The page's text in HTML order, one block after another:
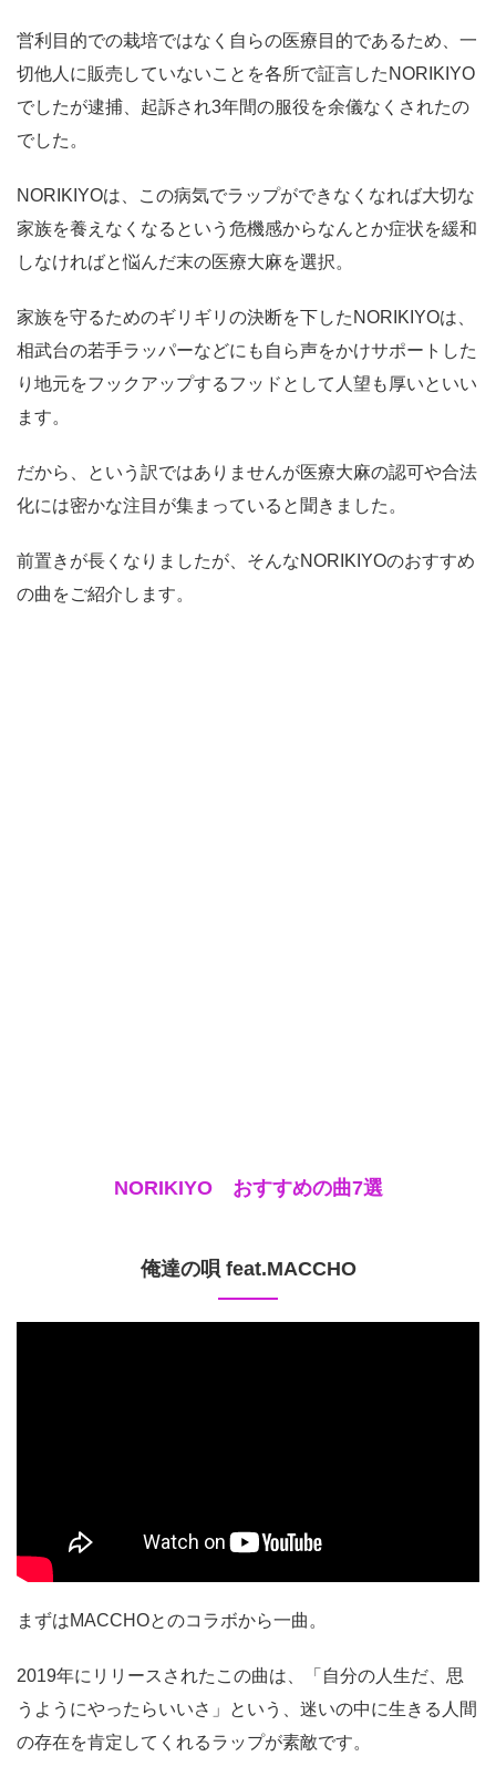
営利目的での栽培ではなく自らの医療目的であるため、一
切他人に販売していないことを各所で証言したNORIKIYO
でしたが逮捕、起訴され3年間の服役を余儀なくされたの
でした。
NORIKIYOは、この病気でラップができなくなれば大切な
家族を養えなくなるという危機感からなんとか症状を緩和
しなければと悩んだ末の医療大麻を選択。
家族を守るためのギリギリの決断を下したNORIKIYOは、
相武台の若手ラッパーなどにも自ら声をかけサポートした
り地元をフックアップするフッドとして人望も厚いといい
ます。
だから、という訳ではありませんが医療大麻の認可や合法
化には密かな注目が集まっていると聞きました。
前置きが長くなりましたが、そんなNORIKIYOのおすすめ
の曲をご紹介します。
NORIKIYO おすすめの曲7選
俺達の唄 feat.MACCHO
まずはMACCHOとのコラボから一曲。
2019年にリリースされたこの曲は、「自分の人生だ、思
うようにやったらいいさ」という、迷いの中に生きる人間
の存在を肯定してくれるラップが素敵です。